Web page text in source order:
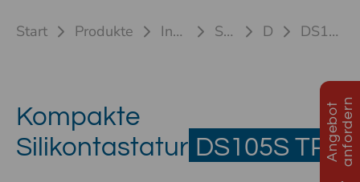
A
n
g
e
b
o
t
a
n
f
o
r
d
e
rn
Start Produkte Industrietastaturen Silikontastaturen DS105S TP DS105S-TP HL mit Bolzen
Kompakte
Silikontastatur DS105S TP